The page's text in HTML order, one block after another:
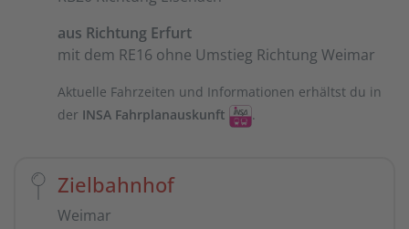
aus Richtung Erfurt
mit dem RE16 ohne Umstieg Richtung Weimar
Aktuelle Fahrzeiten und Informationen erhältst du in
der INSA Fahrplanauskunft .
Zielbahnhof
Weimar